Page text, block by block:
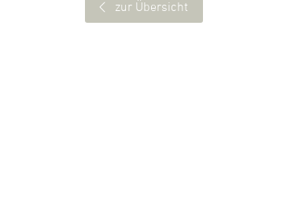
zur Übersicht